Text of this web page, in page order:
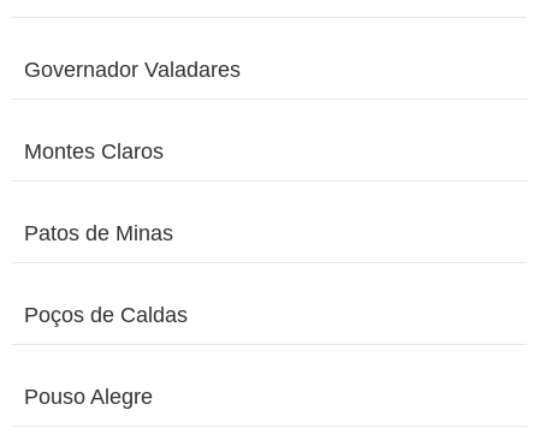
Governador Valadares
Montes Claros
Patos de Minas
Poços de Caldas
Pouso Alegre